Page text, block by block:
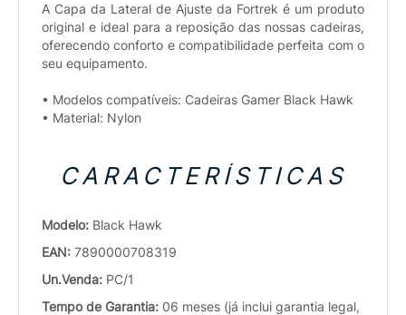
A Capa da Lateral de Ajuste da Fortrek é um produto
original e ideal para a reposição das nossas cadeiras,
oferecendo conforto e compatibilidade perfeita com o
seu equipamento.
• Modelos compatíveis: Cadeiras Gamer Black Hawk
• Material: Nylon
CARACTERÍSTICAS
Modelo: Black Hawk
EAN: 7890000708319
Un.Venda: PC/1
Tempo de Garantia: 06 meses (já inclui garantia legal,